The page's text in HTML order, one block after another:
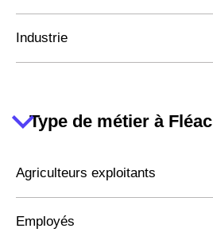
Industrie
Type de métier à Fléac
Agriculteurs exploitants
Employés